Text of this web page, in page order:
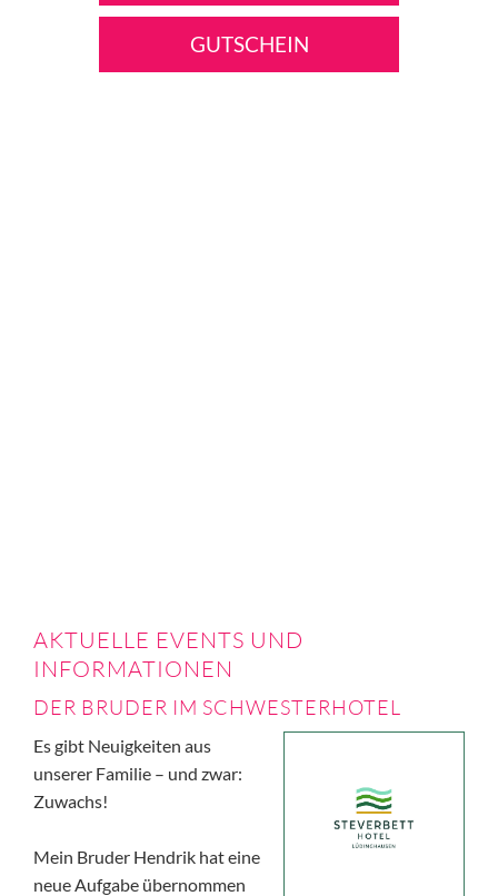
GUTSCHEIN
AKTUELLE EVENTS UND
INFORMATIONEN
DER BRUDER IM SCHWESTERHOTEL
Es gibt Neuigkeiten aus
unserer Familie – und zwar:
Zuwachs!
Mein Bruder Hendrik hat eine
neue Aufgabe übernommen